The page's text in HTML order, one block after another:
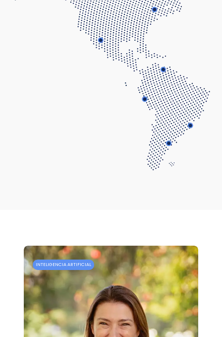
INTELIGENCIA ARTIFICIAL